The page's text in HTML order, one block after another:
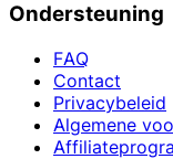
Ondersteuning
FAQ
Contact
Privacybeleid
Algemene